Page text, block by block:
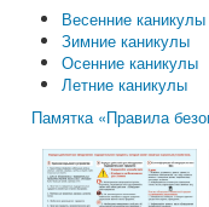
Весенние каникулы
Зимние каникулы
Осенние каникулы
Летние каникулы
Памятка «Правила